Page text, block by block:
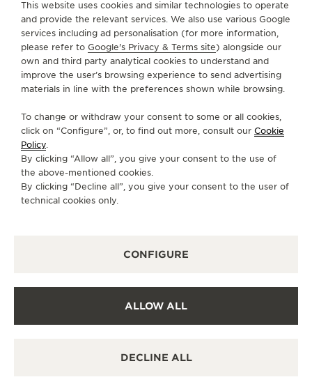
SIGA-NOS
IR PARA A PÁGINA DO INSTAGRAM DA
IR PARA A PÁGINA DO LINKEDIN DA
IR PARA A PÁGINA DO FACEBOOK
IR PARA A PÁGINA DO
IR PARA A PÁGINA DO
VÁ PARA A
ASSINAR A NEWSLETTER
SOBRE NÓS
SERVIÇOS
TERMOS DE UTILIZAÇÃO
FORMULÁRIO DE CANCELAMENTO
This website uses cookies and similar technologies to operate
and provide the relevant services. We also use various Google
services including ad personalisation (for more information,
please refer to Google's Privacy & Terms site) alongside our
own and third party analytical cookies to understand and
improve the user’s browsing experience to send advertising
materials in line with the preferences shown while browsing.
To change or withdraw your consent to some or all cookies,
click on “Configure”, or, to find out more, consult our Cookie
Policy.
By clicking “Allow all”, you give your consent to the use of
the above-mentioned cookies.
By clicking “Decline all”, you give your consent to the user of
technical cookies only.
CONFIGURE
ALLOW ALL
DECLINE ALL